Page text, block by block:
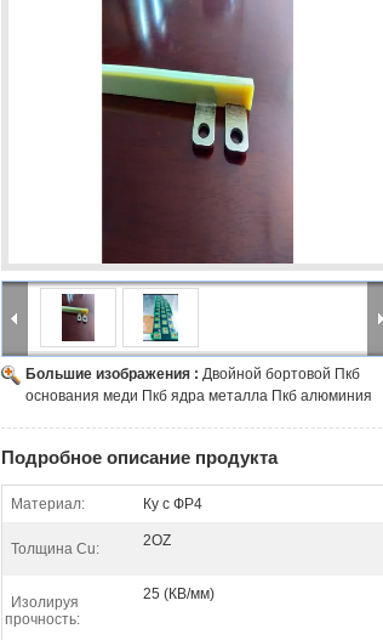
Большие изображения : Двойной бортовой Пкб
основания меди Пкб ядра металла Пкб алюминия
Подробное описание продукта
Материал: Ку с ФР4
Толщина Cu: 2OZ
Изолируя
прочность:
25 (КВ/мм)